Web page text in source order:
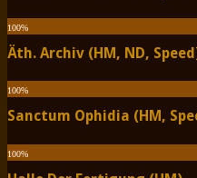
100%
Äth. Archiv (HM, ND,
100%
Sanctum Ophidia (HM,
100%